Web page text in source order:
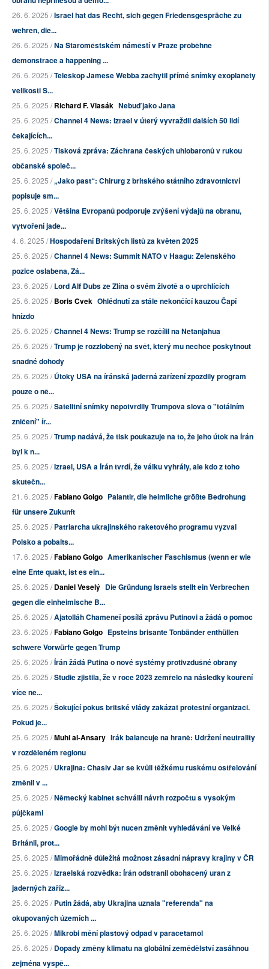
26. 6. 2025 /Israel hat das Recht, sich gegen Friedensgespräche zu
wehren, die...
26. 6. 2025 /Na Staroměstském náměstí v Praze proběhne
demonstrace a happening ...
26. 6. 2025 /Teleskop Jamese Webba zachytil přímé snímky exoplanety
velikosti S...
25. 6. 2025 /Richard F. Vlasák Nebuď jako Jana
25. 6. 2025 /Channel 4 News: Izrael v úterý vyvraždil dalších 50 lidí
čekajících...
25. 6. 2025 /Tisková zpráva: Záchrana českých uhlobaronů v rukou
občanské společ...
25. 6. 2025 /„Jako past“: Chirurg z britského státního zdravotnictví
popisuje sm...
25. 6. 2025 /Většina Evropanů podporuje zvýšení výdajů na obranu,
vytvoření jade...
4. 6. 2025 /Hospodaření Britských listů za květen 2025
25. 6. 2025 /Channel 4 News: Summit NATO v Haagu: Zelenského
pozice oslabena, Zá...
23. 6. 2025 /Lord Alf Dubs ze Zlína o svém životě a o uprchlících
25. 6. 2025 /Boris Cvek Ohlédnutí za stále nekončící kauzou Čapí
hnízdo
25. 6. 2025 /Channel 4 News: Trump se rozčílil na Netanjahua
25. 6. 2025 /Trump je rozzlobený na svět, který mu nechce poskytnout
snadné dohody
25. 6. 2025 /Útoky USA na íránská jaderná zařízení zpozdily program
pouze o ně...
25. 6. 2025 /Satelitní snímky nepotvrdily Trumpova slova o "totálním
zničení" ír...
25. 6. 2025 /Trump nadává, že tisk poukazuje na to, že jeho útok na Írán
byl k n...
25. 6. 2025 /Izrael, USA a Írán tvrdí, že válku vyhrály, ale kdo z toho
skutečn...
21. 6. 2025 /Fabiano Golgo Palantir, die heimliche größte Bedrohung
für unsere Zukunft
25. 6. 2025 /Patriarcha ukrajinského raketového programu vyzval
Polsko a pobalts...
17. 6. 2025 /Fabiano Golgo Amerikanischer Faschismus (wenn er wie
eine Ente quakt, ist es ein...
25. 6. 2025 /Daniel Veselý Die Gründung Israels stellt ein Verbrechen
gegen die einheimische B...
25. 6. 2025 /Ajatolláh Chameneí posílá zprávu Putinovi a žádá o pomoc
23. 6. 2025 /Fabiano Golgo Epsteins brisante Tonbänder enthüllen
schwere Vorwürfe gegen Trump
25. 6. 2025 /Írán žádá Putina o nové systémy protivzdušné obrany
25. 6. 2025 /Studie zjistila, že v roce 2023 zemřelo na následky kouření
více ne...
25. 6. 2025 /Šokující pokus britské vlády zakázat protestní organizaci.
Pokud je...
25. 6. 2025 /Muhi al-Ansary Irák balancuje na hraně: Udržení neutrality
v rozděleném regionu
25. 6. 2025 /Ukrajina: Chasiv Jar se kvůli těžkému ruskému ostřelování
změnil v ...
25. 6. 2025 /Německý kabinet schválil návrh rozpočtu s vysokým
půjčkami
25. 6. 2025 /Google by mohl být nucen změnit vyhledávání ve Velké
Británii, prot...
25. 6. 2025 /Mimořádně důležitá možnost zásadní nápravy krajiny v ČR
25. 6. 2025 /Izraelská rozvědka: Írán odstranil obohacený uran z
jaderných zaříz...
25. 6. 2025 /Putin žádá, aby Ukrajina uznala "referenda" na
okupovaných územích ...
25. 6. 2025 /Mikrobi mění plastový odpad v paracetamol
25. 6. 2025 /Dopady změny klimatu na globální zemědělství zasáhnou
zejména vyspě...